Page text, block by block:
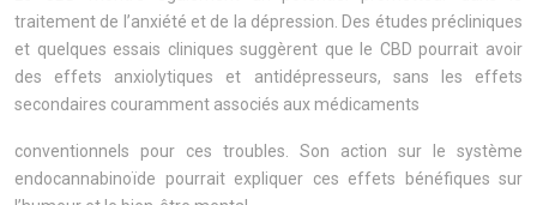
traitement de l’anxiété et de la dépression. Des études précliniques
et quelques essais cliniques suggèrent que le CBD pourrait avoir
des effets anxiolytiques et antidépresseurs, sans les effets
secondaires couramment associés aux médicaments
conventionnels pour ces troubles. Son action sur le système
endocannabinoïde pourrait expliquer ces effets bénéfiques sur